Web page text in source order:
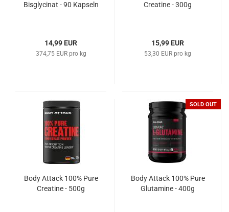
Bisglycinat - 90 Kapseln
14,99 EUR
374,75 EUR pro kg
Creatine - 300g
15,99 EUR
53,30 EUR pro kg
Body Attack 100% Pure
Creatine - 500g
SOLD OUT
Body Attack 100% Pure
Glutamine - 400g